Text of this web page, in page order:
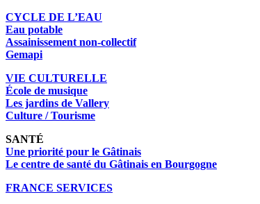
CYCLE DE L’EAU
Eau potable
Assainissement non-collectif
Gemapi
VIE CULTURELLE
École de musique
Les jardins de Vallery
Culture / Tourisme
SANTÉ
Une priorité pour le Gâtinais
Le centre de santé du Gâtinais en Bourgogne
FRANCE SERVICES